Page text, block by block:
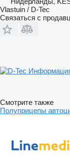
Vlastuin / D-Tec
Связаться с
Смотрите также
Полуприцепы